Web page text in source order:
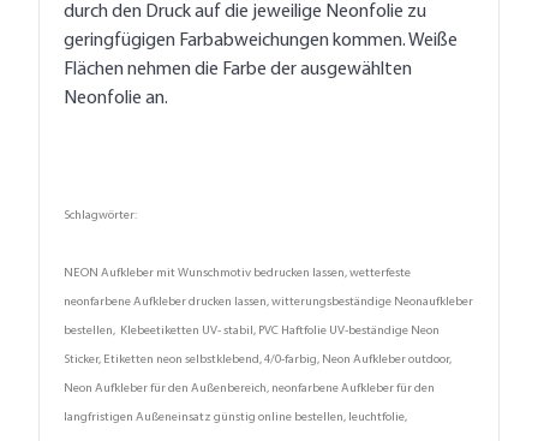
durch den Druck auf die jeweilige Neonfolie zu
geringfügigen Farbabweichungen kommen. Weiße
Flächen nehmen die Farbe der ausgewählten
Neonfolie an.
Schlagwörter:
NEON Aufkleber mit Wunschmotiv bedrucken lassen, wetterfeste
neonfarbene Aufkleber drucken lassen, witterungsbeständige Neonaufkleber
bestellen, Klebeetiketten UV- stabil, PVC Haftfolie UV-beständige Neon
Sticker, Etiketten neon selbstklebend, 4/0-farbig, Neon Aufkleber outdoor,
Neon Aufkleber für den Außenbereich, neonfarbene Aufkleber für den
langfristigen Außeneinsatz günstig online bestellen, leuchtfolie,